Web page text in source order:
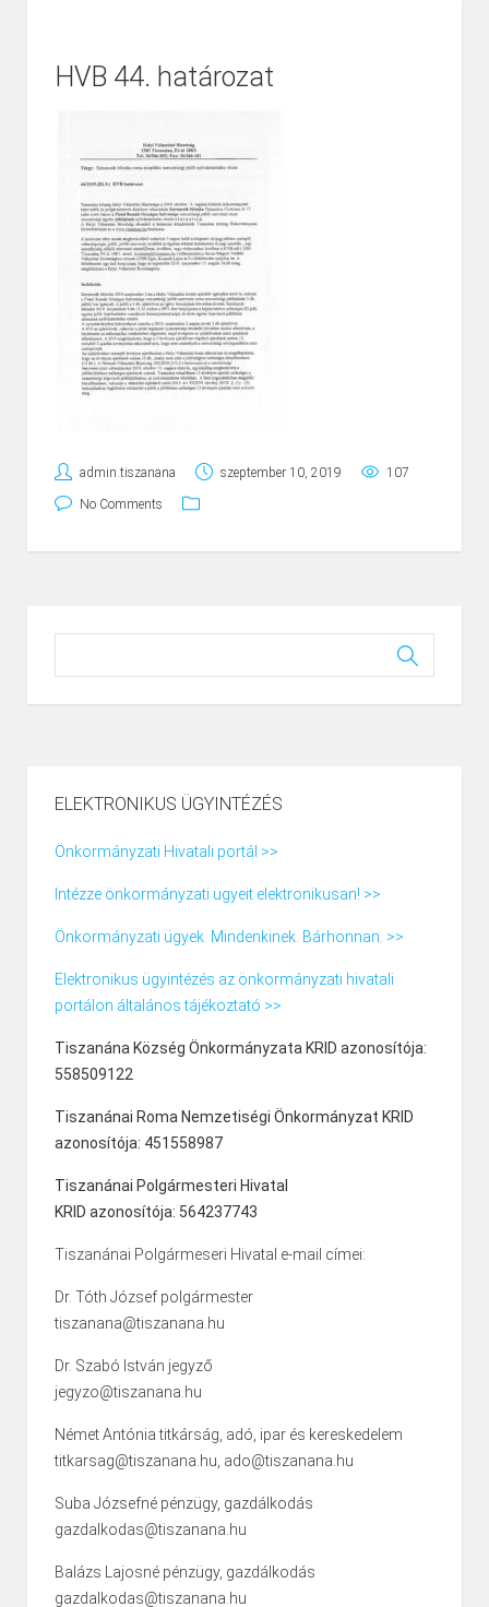
HVB 44. határozat
admin.tiszanana szeptember 10, 2019 107
No Comments
ELEKTRONIKUS ÜGYINTÉZÉS
Önkormányzati Hivatali portál >>
Intézze önkormányzati ügyeit elektronikusan! >>
Önkormányzati ügyek. Mindenkinek. Bárhonnan. >>
Elektronikus ügyintézés az önkormányzati hivatali
portálon általános tájékoztató >>
Tiszanána Község Önkormányzata KRID azonosítója:
558509122
Tiszanánai Roma Nemzetiségi Önkormányzat KRID
azonosítója: 451558987
Tiszanánai Polgármesteri Hivatal
KRID azonosítója: 564237743
Tiszanánai Polgármeseri Hivatal e-mail címei:
Dr. Tóth József polgármester
tiszanana@tiszanana.hu
Dr. Szabó István jegyző
jegyzo@tiszanana.hu
Német Antónia titkárság, adó, ipar és kereskedelem
titkarsag@tiszanana.hu, ado@tiszanana.hu
Suba Józsefné pénzügy, gazdálkodás
gazdalkodas@tiszanana.hu
Balázs Lajosné pénzügy, gazdálkodás
gazdalkodas@tiszanana.hu